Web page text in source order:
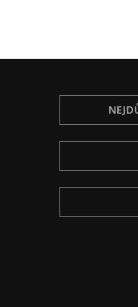
Používáme
nejlepší
obsah na
Vám relevantní
naší Politiku